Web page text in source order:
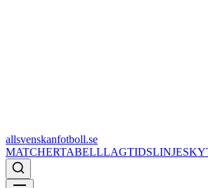
allsvenskanfotboll.se
MATCHERTABELLLAGTIDSLINJE